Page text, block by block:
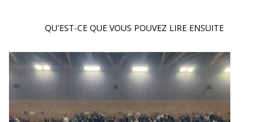
QU'EST-CE QUE VOUS POUVEZ LIRE ENSUITE